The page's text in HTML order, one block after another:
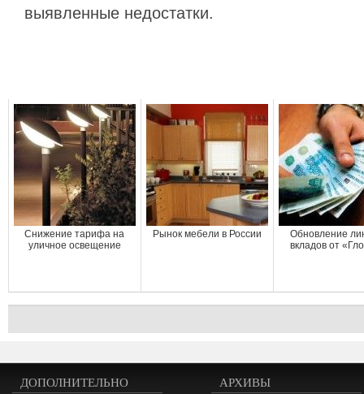
выявленные недостатки.
Снижение тарифа на
уличное освещение
Рынок мебели в России
Обновление
вкладов от
ДОПОЛНИТЕЛЬНО АРХИВЫ